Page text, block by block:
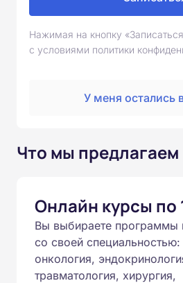
Нажимая на кнопку
с условиями политики
У меня остались
Что мы предлагаем
Онлайн курсы
Вы выбираете программы
со своей
онкология,
травматология, хирургия,